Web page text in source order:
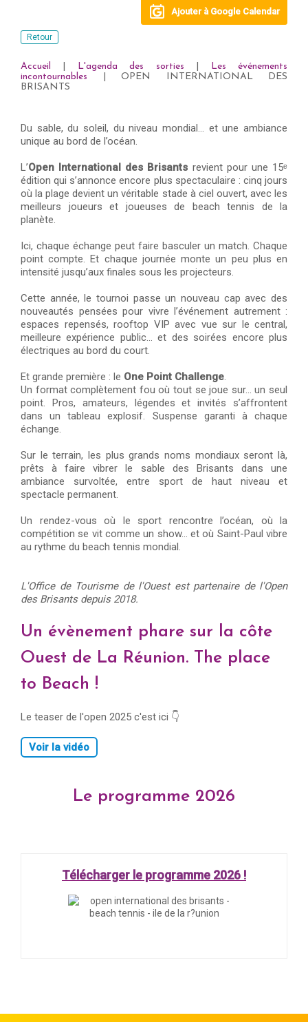
Ajouter à Google Calendar
Retour
Accueil L'agenda des sorties
Les événements
incontournables | OPEN INTERNATIONAL DES
BRISANTS
Du sable, du soleil, du niveau mondial… et une ambiance
unique au bord de l’océan.
L’Open International des Brisants revient pour une 15ᵉ
édition qui s’annonce encore plus spectaculaire : cinq jours
où la plage devient un véritable stade à ciel ouvert, avec les
meilleurs joueurs et joueuses de beach tennis de la
planète.
Ici, chaque échange peut faire basculer un match. Chaque
point compte. Et chaque journée monte un peu plus en
intensité jusqu’aux finales sous les projecteurs.
Cette année, le tournoi passe un nouveau cap avec des
nouveautés pensées pour vivre l’événement autrement :
espaces repensés, rooftop VIP avec vue sur le central,
meilleure expérience public… et des soirées encore plus
électriques au bord du court.
Et grande première : le One Point Challenge
Un format complètement fou où tout se joue sur… un seul
point. Pros, amateurs, légendes et invités s’affrontent
dans un tableau explosif. Suspense garanti à chaque
échange.
Sur le terrain, les plus grands noms mondiaux seront là,
prêts à faire vibrer le sable des Brisants dans une
ambiance survoltée, entre sport de haut niveau et
spectacle permanent.
Un rendez-vous où le sport rencontre l’océan, où la
compétition se vit comme un show… et où Saint-Paul vibre
au rythme du beach tennis mondial.
L'Office de Tourisme de l'Ouest est partenaire de l'Open
des Brisants depuis 2018.
Un évènement phare sur la côte
Ouest de La Réunion. The place
to Beach !
Le teaser de l'open 2025 c'est ici 👇
Voir la vidéo
Le programme 2026
Télécharger le programme 2026 !